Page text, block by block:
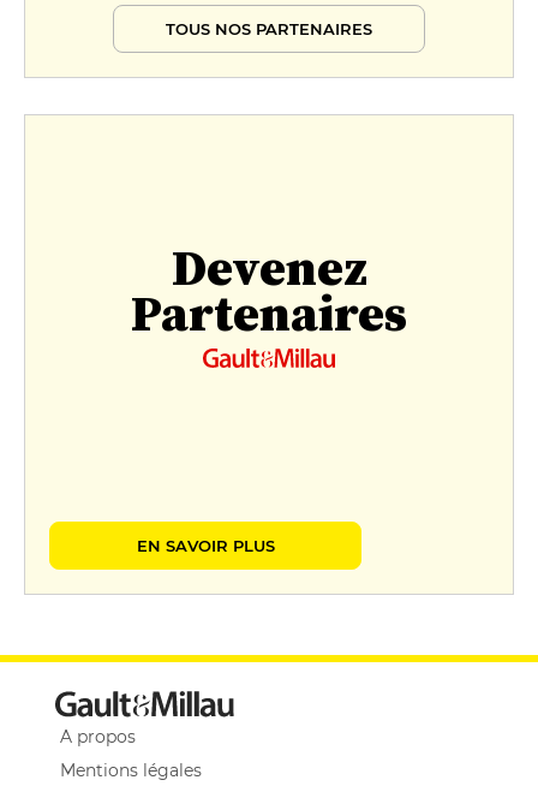
TOUS NOS PARTENAIRES
Devenez
Partenaires
EN SAVOIR PLUS
A propos
Mentions légales